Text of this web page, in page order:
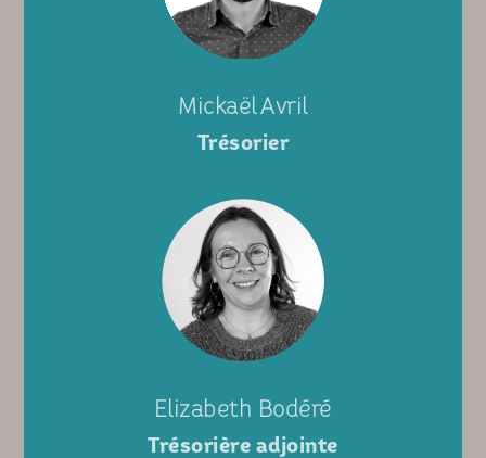
Mickaël Avril
Trésorier
Elizabeth Bodéré
Trésorière adjointe